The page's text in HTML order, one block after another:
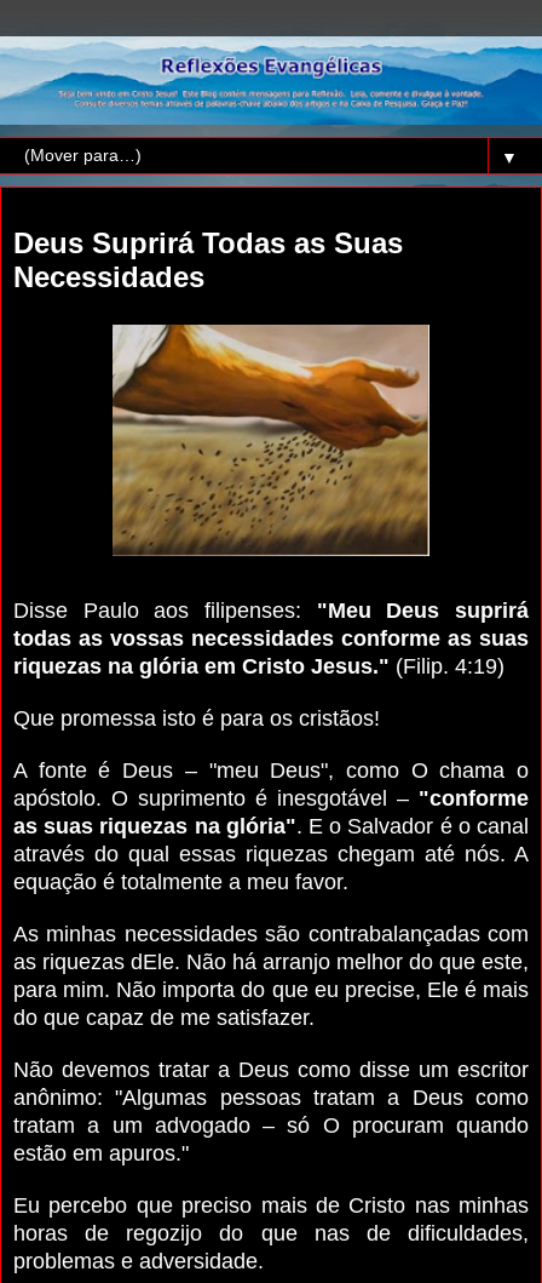
▼
Deus Suprirá Todas as Suas
Necessidades
Disse Paulo aos filipenses: "Meu Deus suprirá
todas as vossas necessidades conforme as suas
riquezas na glória em Cristo Jesus." (Filip. 4:19)
Que promessa isto é para os cristãos!
A fonte é Deus – "meu Deus", como O chama o
apóstolo. O suprimento é inesgotável – "conforme
as suas riquezas na glória". E o Salvador é o canal
através do qual essas riquezas chegam até nós. A
equação é totalmente a meu favor.
As minhas necessidades são contrabalançadas com
as riquezas dEle. Não há arranjo melhor do que este,
para mim. Não importa do que eu precise, Ele é mais
do que capaz de me satisfazer.
Não devemos tratar a Deus como disse um escritor
anônimo: "Algumas pessoas tratam a Deus como
tratam a um advogado – só O procuram quando
estão em apuros."
Eu percebo que preciso mais de Cristo nas minhas
horas de regozijo do que nas de dificuldades,
problemas e adversidade.